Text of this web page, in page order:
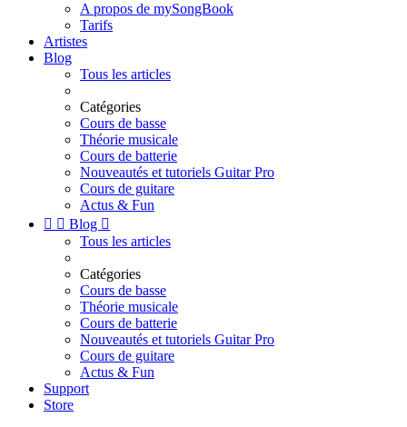
A propos de mySongBook
Tarifs
Artistes
Blog
Tous les articles
Catégories
Cours de basse
Théorie musicale
Cours de batterie
Nouveautés et tutoriels Guitar Pro
Cours de guitare
Actus & Fun
  Blog 
Tous les articles
Catégories
Cours de basse
Théorie musicale
Cours de batterie
Nouveautés et tutoriels Guitar Pro
Cours de guitare
Actus & Fun
Support
Store